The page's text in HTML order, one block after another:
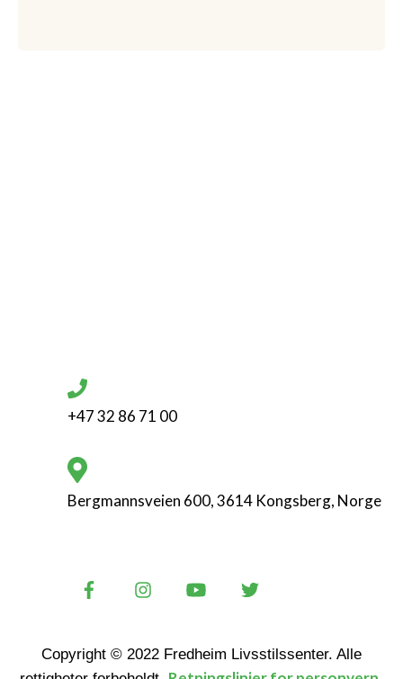
+47 32 86 71 00
Bergmannsveien 600, 3614 Kongsberg, Norge
Copyright © 2022 Fredheim Livsstilssenter. Alle